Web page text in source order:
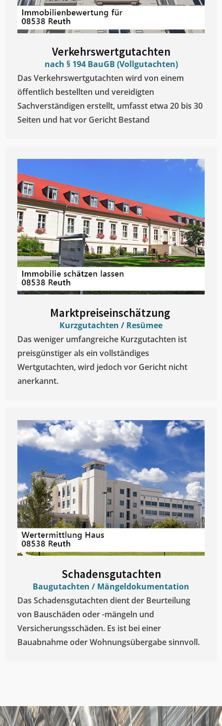
Verkehrswertgutachten
nach § 194 BauGB (Vollgutachten)
Das Verkehrswertgutachten wird von einem
öffentlich bestellten und vereidigten
Sachverständigen erstellt, umfasst etwa 20 bis 30
Seiten und hat vor Gericht Bestand
Marktpreiseinschätzung ​
Kurzgutachten / Resümee
Das weniger umfangreiche Kurzgutachten ist
preisgünstiger als ein vollständiges
Wertgutachten, wird jedoch vor Gericht nicht
anerkannt.
Schadensgutachten
Baugutachten / Mängeldokumentation
Das Schadensgutachten dient der Beurteilung
von Bauschäden oder -mängeln und
Versicherungsschäden. Es ist bei einer
Bauabnahme oder Wohnungsübergabe sinnvoll.